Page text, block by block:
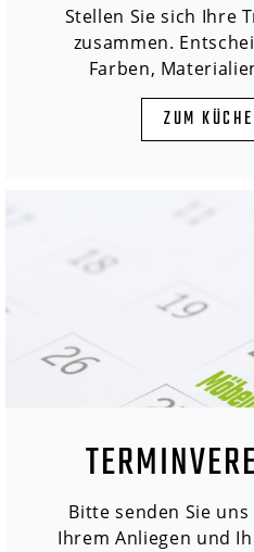
Stellen Sie sich Ihre
zusammen.
Farben,
ZUM
Bitte senden Sie
Ihrem Anliegen und